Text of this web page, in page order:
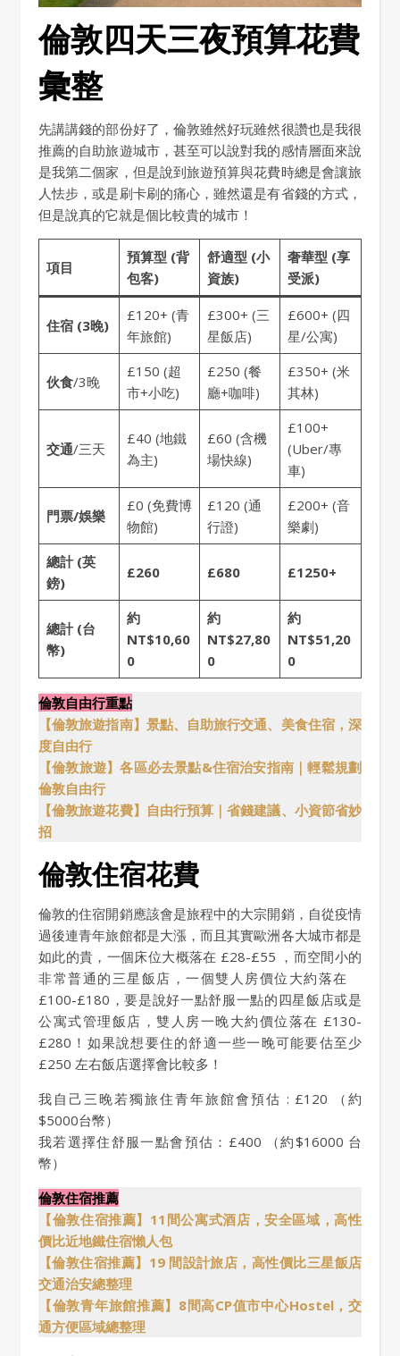
倫敦四天三夜預算花費
彙整
先講講錢的部份好了，倫敦雖然好玩雖然很讚也是我很
推薦的自助旅遊城市，甚至可以說對我的感情層面來說
是我第二個家，但是說到旅遊預算與花費時總是會讓旅
人怯步，或是刷卡刷的痛心，雖然還是有省錢的方式，
但是說真的它就是個比較貴的城市！
項目
預算型 (背
包客)
舒適型 (小
資族)
奢華型 (享
受派)
住宿 (3晚)
£120+ (青
年旅館)
£300+ (三
星飯店)
£600+ (四
星/公寓)
伙食/3晚
£150 (超
市+小吃)
£250 (餐
廳+咖啡)
£350+ (米
其林)
交通/三天
£40 (地鐵
為主)
£60 (含機
場快線)
£100+
(Uber/專
車)
門票/娛樂
£0 (免費博
物館)
£120 (通
行證)
£200+ (音
樂劇)
總計 (英
鎊)
£260 £680 £1250+
總計 (台
幣)
約
NT$10,60
0
約
NT$27,80
0
約
NT$51,20
0
倫敦自由行重點
【倫敦旅遊指南】景點、自助旅行交通、美食住宿，深
度自由行
【倫敦旅遊】各區必去景點&住宿治安指南｜輕鬆規劃
倫敦自由行
【倫敦旅遊花費】自由行預算｜省錢建議、小資節省妙
招
倫敦住宿花費
倫敦的住宿開銷應該會是旅程中的大宗開銷，自從疫情
過後連青年旅館都是大漲，而且其實歐洲各大城市都是
如此的貴，一個床位大概落在 £28-£55 ，而空間小的
非常普通的三星飯店，一個雙人房價位大約落在
£100-£180，要是說好一點舒服一點的四星飯店或是
公寓式管理飯店，雙人房一晚大約價位落在 £130-
£280！如果說想要住的舒適一些一晚可能要估至少
£250 左右飯店選擇會比較多！
我自己三晚若獨旅住青年旅館會預估 : £120 （約
$5000台幣）
我若選擇住舒服一點會預估：£400 （約$16000 台
幣）
倫敦住宿推薦
【倫敦住宿推薦】11間公寓式酒店，安全區域，高性
價比近地鐵住宿懶人包
【倫敦住宿推薦】19 間設計旅店，高性價比三星飯店
交通治安總整理
【倫敦青年旅館推薦】8間高CP值市中心Hostel，交
通方便區域總整理